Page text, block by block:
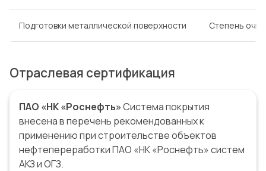
Подготовки металлической поверхности Степень
Отраслевая сертификация
ПАО «НК «Роснефть»Система покрытия
внесена в перечень рекомендованных к
применению при строительстве объектов
нефтепереработки ПАО «НК «Роснефть» систем
АКЗ и ОГЗ.